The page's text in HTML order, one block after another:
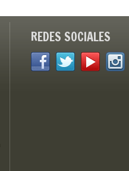
REDES SOCIALES